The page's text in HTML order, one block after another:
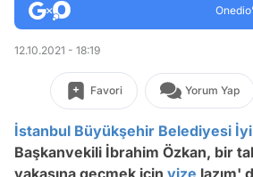
12.10.2021 - 18:19
Favori Yorum Yap
İstanbul Büyükşehir Belediyesi
Başkanvekili İbrahim Özkan, bir
yakasına geçmek için vize lazım'